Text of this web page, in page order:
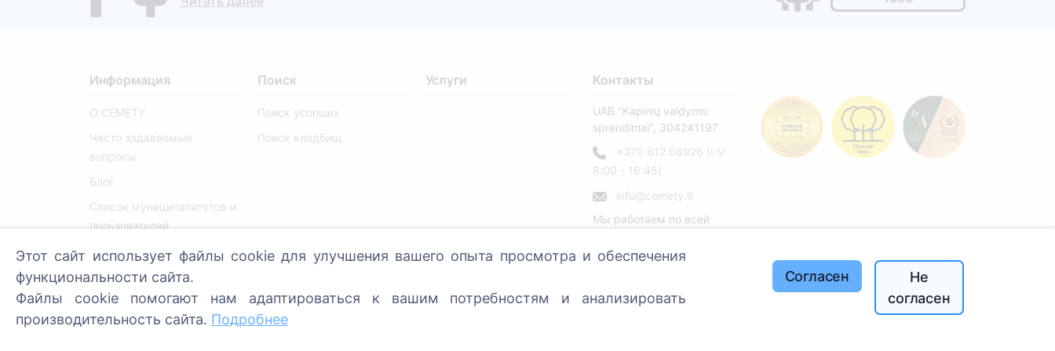
Информация
О CEMETY
Часто задаваемые
вопросы
Блог
Список муниципалитетов и
пользователей
Политика
конфиденциальности
Политика платежей
Настройки cookie
Поиск
Поиск усопших
Поиск кладбищ
Услуги Контакты
UAB "Kapinių valdymo
sprendimai", 304241197
+370 612 08926 (I-V
8:00 - 16:45)
info@cemety.lt
Мы работаем по всей
Этот сайт использует файлы cookie для улучшения вашего опыта просмотра и обеспечения
функциональности сайта.
Файлы cookie помогают нам адаптироваться к вашим потребностям и анализировать
производительность сайта. Подробнее
Согласен
Не
согласен